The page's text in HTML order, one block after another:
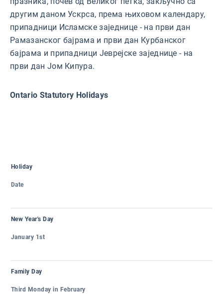
другим даном Ускрса, према њиховом календару,
припадници Исламске заједнице - на први дан
Рамазанског бајрама и први дан Курбанског
бајрама и припадници Јеврејске заједнице - на
први дан Јом Кипура.
Ontario Statutory Holidays
Holiday
Date
New Year's Day
January 1st
Family Day
Third Monday in February